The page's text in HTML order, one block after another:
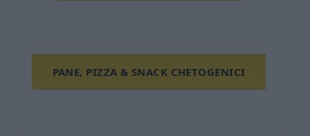
PANE, PIZZA & SNACK CHETOGENICI